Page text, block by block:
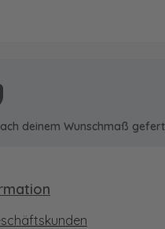
deinem Wunschmaß